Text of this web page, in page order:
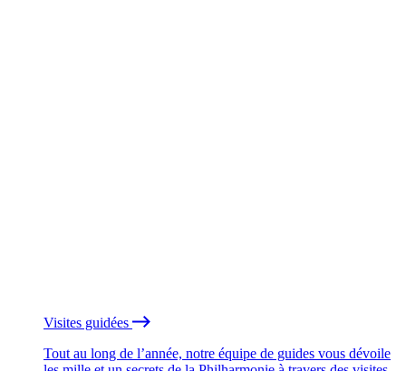
Visites guidées
Tout au long de l’année, notre équipe de guides vous dévoile